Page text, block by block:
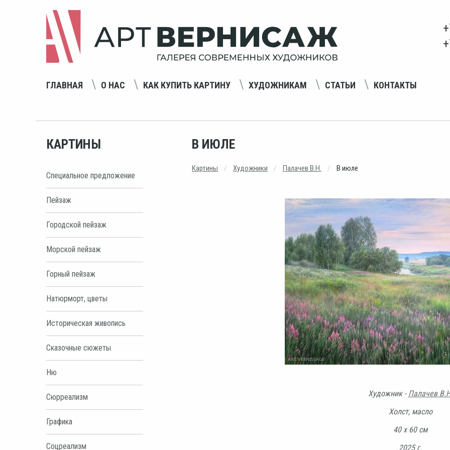
ГЛАВНАЯ О НАС КАК КУПИТЬ КАРТИНУ ХУДОЖНИКАМ СТАТЬИ КОНТАКТЫ
КАРТИНЫ
Специальное предложение
Пейзаж
Городской пейзаж
Морской пейзаж
Горный пейзаж
Натюрморт, цветы
Историческая живопись
Сказочные сюжеты
Ню
Сюрреализм
Графика
Соцреализм
В ИЮЛЕ
Картины Художники Палачев В.Н. В июле
Художник - Палачев
Холст, масло
40 х 60 см
2025 г.